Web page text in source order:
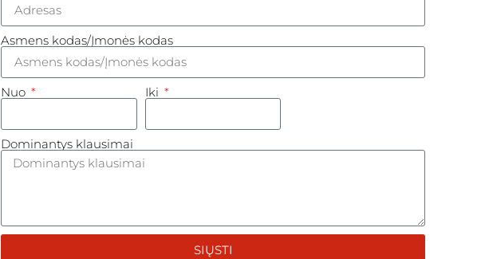
Asmens kodas/Įmonės kodas
Nuo Iki
Dominantys klausimai
SIŲSTI